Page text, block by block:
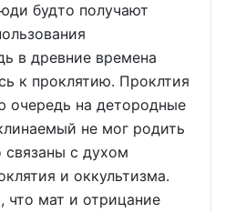
будто получают
в древние времена
к проклятию. Проклтия
очередь на детородные
не мог родить
связаны с духом
и оккультизма.
что мат и отрицание